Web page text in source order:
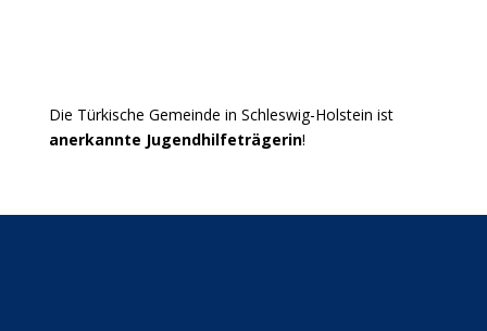
Die Türkische Gemeinde in Schleswig-Holstein ist
anerkannte Jugendhilfeträgerin!